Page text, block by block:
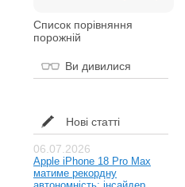
Список порівняння
порожній
Ви дивилися
Нові статті
06.07.2026
Apple iPhone 18 Pro Max
матиме рекордну